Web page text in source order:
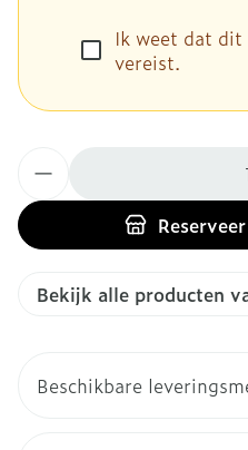
Ik weet dat
vereist.
Reserveer
Bekijk alle producten
Beschikbare